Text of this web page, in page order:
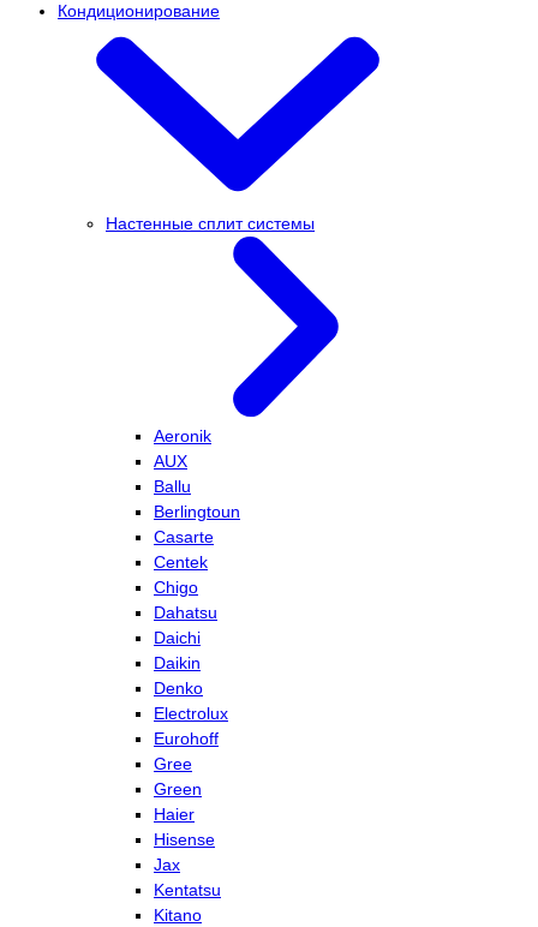
Кондиционирование
Настенные сплит системы
Aeronik
AUX
Ballu
Berlingtoun
Casarte
Centek
Chigo
Dahatsu
Daichi
Daikin
Denko
Electrolux
Eurohoff
Gree
Green
Haier
Hisense
Jax
Kentatsu
Kitano